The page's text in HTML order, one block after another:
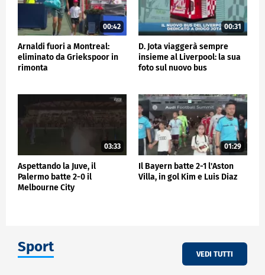
00:42
Arnaldi fuori a Montreal:
eliminato da Griekspoor in
rimonta
00:31
D. Jota viaggerà sempre
insieme al Liverpool: la sua
foto sul nuovo bus
03:33
Aspettando la Juve, il
Palermo batte 2-0 il
Melbourne City
01:29
Il Bayern batte 2-1 l'Aston
Villa, in gol Kim e Luis Diaz
Sport VEDI TUTTI